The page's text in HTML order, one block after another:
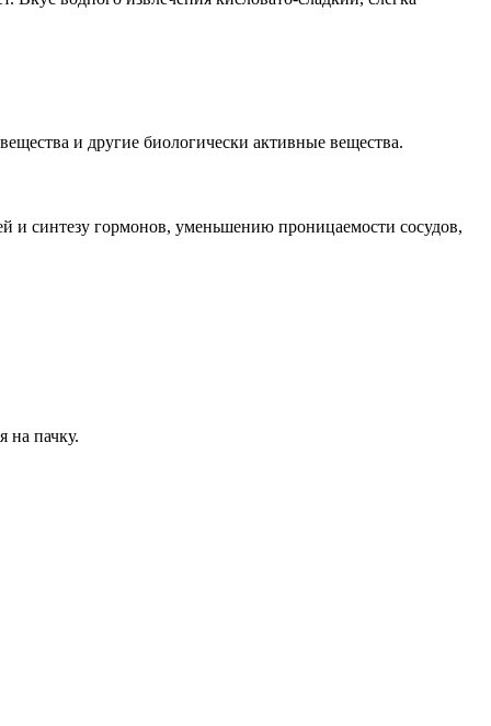
и другие биологически активные вещества.
и синтезу гормонов, уменьшению проницаемости сосудов,
на пачку.